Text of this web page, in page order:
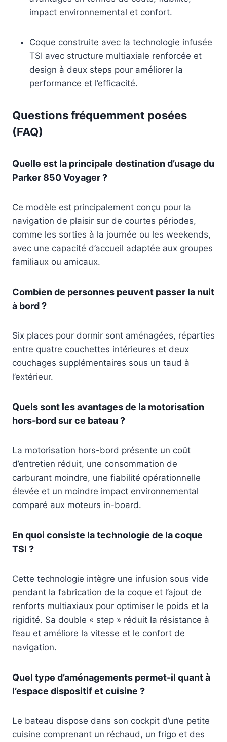
impact environnemental et confort.
Coque construite avec la technologie infusée
TSI avec structure multiaxiale renforcée et
design à deux steps pour améliorer la
performance et l’efficacité.
Questions fréquemment posées
(FAQ)
Quelle est la principale destination d’usage du
Parker 850 Voyager ?
Ce modèle est principalement conçu pour la
navigation de plaisir sur de courtes périodes,
comme les sorties à la journée ou les weekends,
avec une capacité d’accueil adaptée aux groupes
familiaux ou amicaux.
Combien de personnes peuvent passer la nuit
à bord ?
Six places pour dormir sont aménagées, réparties
entre quatre couchettes intérieures et deux
couchages supplémentaires sous un taud à
l’extérieur.
Quels sont les avantages de la motorisation
hors-bord sur ce bateau ?
La motorisation hors-bord présente un coût
d’entretien réduit, une consommation de
carburant moindre, une fiabilité opérationnelle
élevée et un moindre impact environnemental
comparé aux moteurs in-board.
En quoi consiste la technologie de la coque
TSI ?
Cette technologie intègre une infusion sous vide
pendant la fabrication de la coque et l’ajout de
renforts multiaxiaux pour optimiser le poids et la
rigidité. Sa double « step » réduit la résistance à
l’eau et améliore la vitesse et le confort de
navigation.
Quel type d’aménagements permet-il quant à
l’espace dispositif et cuisine ?
Le bateau dispose dans son cockpit d’une petite
cuisine comprenant un réchaud, un frigo et des